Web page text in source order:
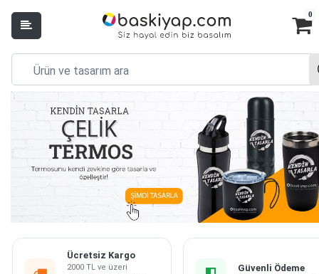
0
Ücretsiz Kargo
2000 TL ve üzeri
Güvenli Ödeme